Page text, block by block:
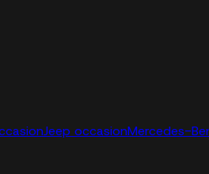
Jeep occasionMercedes-